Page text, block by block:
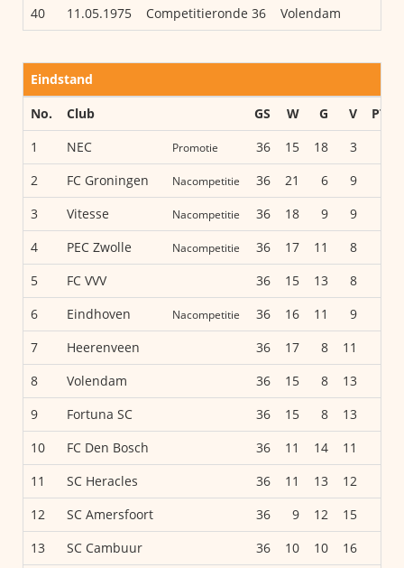
40
11.05.1975 Competitieronde 36 Volendam
Eindstand
No.
Club GS W G V
PTN
1
NEC Promotie 36 15 18 3
2
FC Groningen Nacompetitie 36 21 6 9
3
Vitesse Nacompetitie 36 18 9 9
4
PEC Zwolle Nacompetitie 36 17 11 8
5
FC VVV 36 15 13 8
6
Eindhoven Nacompetitie 36 16 11 9
7
Heerenveen 36 17 8 11
8
Volendam 36 15 8 13
9
Fortuna SC 36 15 8 13
10
FC Den Bosch 36 11 14 11
11
SC Heracles 36 11 13 12
12
SC Amersfoort 36 9 12 15
13
SC Cambuur 36 10 10 16